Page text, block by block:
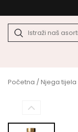
Početna /Njega tijela